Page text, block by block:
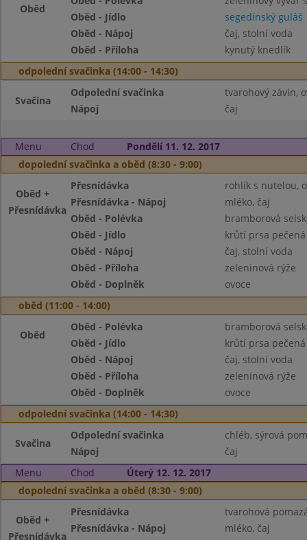
Oběd
Oběd - Jídlo
segedínský guláš
Oběd - Nápoj
čaj, stolní voda
Oběd - Příloha
kynutý knedlík
odpolední svačinka (14:00 - 14:30)
Svačina
Odpolední svačinka
tvarohový závin,
Nápoj
čaj
Menu Chod
Pondělí 11. 12. 2017
dopolední svačinka a oběd (8:30 - 9:00)
Oběd +
Přesnídávka
Přesnídávka
rohlík s nutelou,
Přesnídávka - Nápoj
mléko, čaj
Oběd - Polévka
bramborová
Oběd - Jídlo
krůtí prsa
Oběd - Nápoj
čaj, stolní voda
Oběd - Příloha
zeleninová rýže
Oběd - Doplněk
ovoce
oběd (11:00 - 14:00)
Oběd
Oběd - Polévka
bramborová
Oběd - Jídlo
krůtí prsa
Oběd - Nápoj
čaj, stolní voda
Oběd - Příloha
zeleninová rýže
Oběd - Doplněk
ovoce
odpolední svačinka (14:00 - 14:30)
Svačina
Odpolední svačinka
chléb, sýrová
Nápoj
čaj
Menu
Chod
Úterý 12. 12. 2017
dopolední svačinka a oběd (8:30 - 9:00)
Oběd +
Přesnídávka
Přesnídávka
tvarohová
Přesnídávka - Nápoj
mléko, čaj